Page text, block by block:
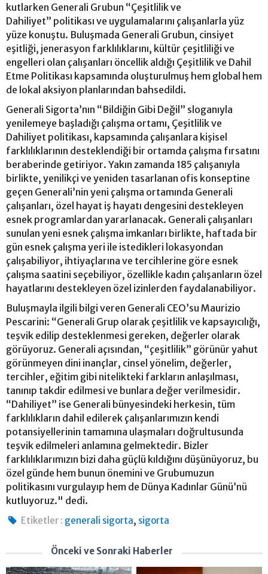
kutlarken Generali Grubun “Çeşitlilik ve
Dahiliyet” politikası ve uygulamalarını çalışanlarla yüz
yüze konuştu. Buluşmada Generali Grubun, cinsiyet
eşitliği, jenerasyon farklılıklarını, kültür çeşitliliği ve
engelleri olan çalışanları öncellik aldığı Çeşitlilik ve Dahil
Etme Politikası kapsamında oluşturulmuş hem global hem
de lokal aksiyon planlarından bahsedildi.
Generali Sigorta’nın “Bildiğin Gibi Değil” sloganıyla
yenilemeye başladığı çalışma ortamı, Çeşitlilik ve
Dahiliyet politikası, kapsamında çalışanlara kişisel
farklılıklarının desteklendiği bir ortamda çalışma fırsatını
beraberinde getiriyor. Yakın zamanda 185 çalışanıyla
birlikte, yenilikçi ve yeniden tasarlanan ofis konseptine
geçen Generali’nin yeni çalışma ortamında Generali
çalışanları, özel hayat iş hayatı dengesini destekleyen
esnek programlardan yararlanacak. Generali çalışanları
sunulan yeni esnek çalışma imkanları birlikte, haftada bir
gün esnek çalışma yeri ile istedikleri lokasyondan
çalışabiliyor, ihtiyaçlarına ve tercihlerine göre esnek
çalışma saatini seçebiliyor, özellikle kadın çalışanların özel
hayatlarını destekleyen özel izinlerden faydalanabiliyor.
Buluşmayla ilgili bilgi veren Generali CEO’su Maurizio
Pescarini: “Generali Grup olarak çeşitlilik ve kapsayıcılığı,
teşvik edilip desteklenmesi gereken, değerler olarak
görüyoruz. Generali açısından, “çeşitlilik” görünür yahut
görünmeyen dini inançlar, cinsel yönelim, değerler,
tercihler, eğitim gibi nitelikteki farkların anlaşılması,
tanınıp takdir edilmesi ve bunlara değer verilmesidir.
“Dahiliyet” ise Generali bünyesindeki herkesin, tüm
farklılıkların dahil edilerek çalışanlarımızın kendi
potansiyellerinin tamamına ulaşmaları doğrultusunda
teşvik edilmeleri anlamına gelmektedir. Bizler
farklılıklarımızın bizi daha güçlü kıldığını düşünüyoruz, bu
özel günde hem bunun önemini ve Grubumuzun
politikasını vurgulayıp hem de Dünya Kadınlar Günü’nü
kutluyoruz." dedi.
Etiketler : generali sigorta, sigorta
Önceki ve Sonraki Haberler